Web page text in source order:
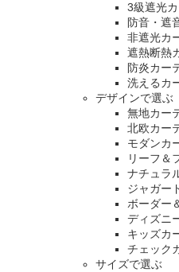
3級遮光
防音・遮
非遮光カ
遮熱断熱
防炎カー
洗えるカ
デザインで選ぶ
無地カー
北欧カー
モダンカ
リーフ＆
ナチュラ
ジャガー
ボーダー
ディズニ
キッズカ
チェック
サイズで選ぶ